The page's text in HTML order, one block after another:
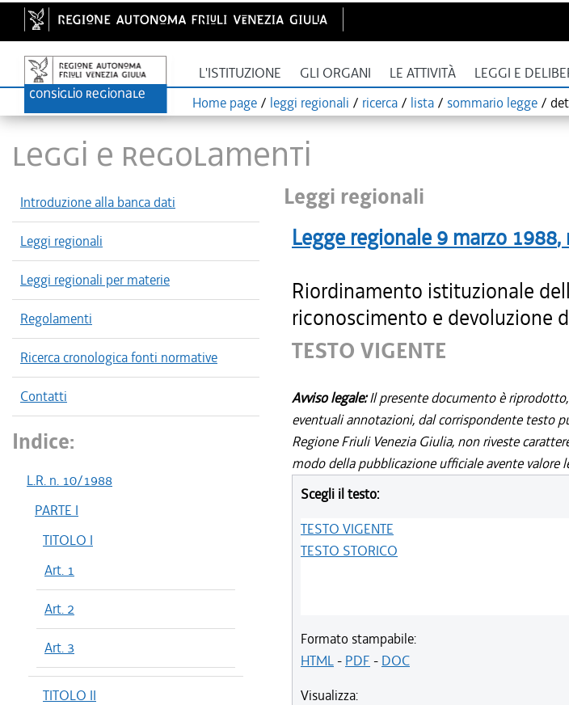
L'ISTITUZIONE GLI ORGANI LE ATTIVITÀ LEGGI E
Home page / leggi regionali / ricerca / lista / sommario legge /
LEGGI E REGOLAMENTI
Introduzione alla banca dati
Leggi regionali
Leggi regionali per materie
Regolamenti
Ricerca cronologica fonti normative
Contatti
Indice:
L.R. n. 10/1988
PARTE I
TITOLO I
Art. 1
Art. 2
Art. 3
TITOLO II
Leggi regionali
Legge regionale 9 marzo 1988,
Riordinamento istituzionale
riconoscimento e devoluzione
TESTO VIGENTE
Avviso legale:Il presente documento è
eventuali annotazioni, dal corrispondente testo
Regione Friuli Venezia Giulia, non riveste
modo della pubblicazione ufficiale avente valore
Scegli il testo:
TESTO VIGENTE
TESTO STORICO
Formato stampabile:
HTML- PDF - DOC
Visualizza: